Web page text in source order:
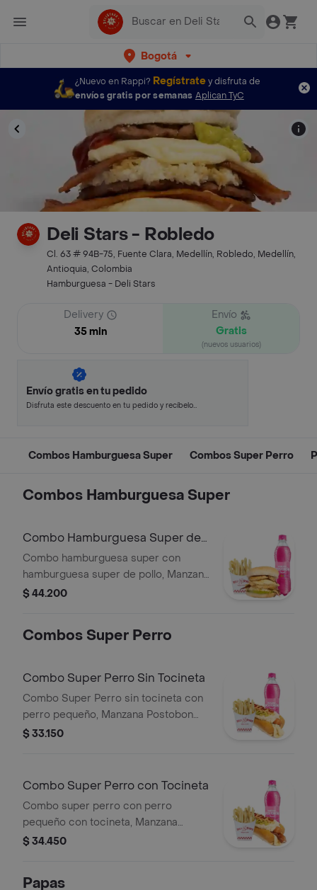
Bogotá
¿Nuevo en Rappi? Regístratey disfruta de
envíos gratis por semanas Aplican TyC
Deli Stars - Robledo
Cl. 63 # 94B-75, Fuente Clara, Medellín, Robledo, Medellín,
Antioquia, Colombia
Hamburguesa - Deli Stars
Delivery
35 min
Envío
Gratis
(nuevos usuarios)
Envío gratis en tu pedido
Disfruta este descuento en tu pedido y recíbelo
Combos Hamburguesa Super Combos Super Perro
Combos Hamburguesa Super
Combo Hamburguesa Super de
Pollo
Combo hamburguesa super con
hamburguesa super de pollo, Manzana
Postobon 250 ml, y papas.
$ 44.200
Combos Super Perro
Combo Super Perro Sin Tocineta
Combo Super Perro sin tocineta con
perro pequeño, Manzana Postobon
400 ml y papas fritas.
$ 33.150
Combo Super Perro con Tocineta
Combo super perro con perro
pequeño con tocineta, Manzana
Postobon 250 ml, y papas.
$ 34.450
Papas